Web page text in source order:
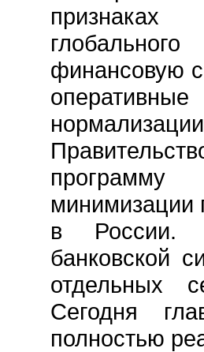
финансовую
минимизации
в России.
банковской
отдельных
Сегодня
полностью